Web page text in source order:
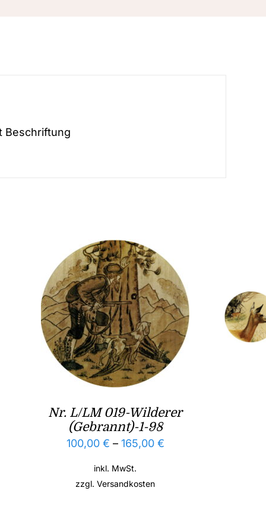
Beschriftung
Nr. L/LM 019-Wilderer
(Gebrannt)-1-98
100,00 € – 165,00 €
inkl. MwSt.
zzgl.Versandkosten